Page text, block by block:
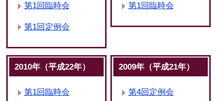
第1回臨時会
第1回定例会
第1回臨時会
2010年（平成22年）
第1回臨時会
2009年（平成21年）
第4回定例会